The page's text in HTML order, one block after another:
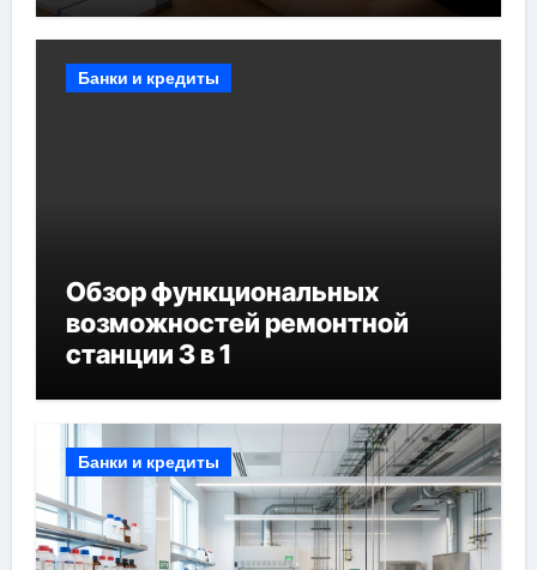
Банки и кредиты
Обзор функциональных
возможностей ремонтной
станции 3 в 1
Банки и кредиты